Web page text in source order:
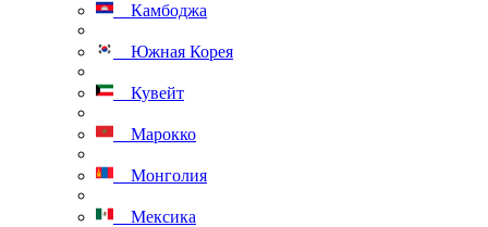
Камбоджа
Южная Корея
Кувейт
Марокко
Монголия
Мексика